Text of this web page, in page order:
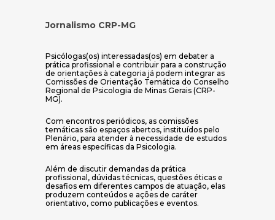
Jornalismo CRP-MG
Psicólogas(os) interessadas(os) em debater a
prática profissional e contribuir para a construção
de orientações à categoria já podem integrar as
Comissões de Orientação Temática do Conselho
Regional de Psicologia de Minas Gerais (CRP-
MG).
Com encontros periódicos, as comissões
temáticas são espaços abertos, instituídos pelo
Plenário, para atender à necessidade de estudos
em áreas específicas da Psicologia.
Além de discutir demandas da prática
profissional, dúvidas técnicas, questões éticas e
desafios em diferentes campos de atuação, elas
produzem conteúdos e ações de caráter
orientativo, como publicações e eventos.